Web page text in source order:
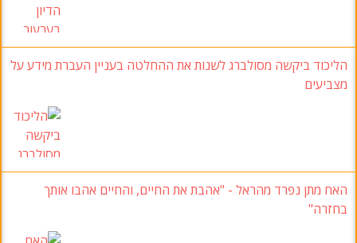
הליכוד ביקשה מסולברג לשנות את ההחלטה בעניין העברת מידע על
מצביעים
האח מתן נפרד מהראל - "אהבת את החיים, והחיים אהבו אותך
בחזרה"